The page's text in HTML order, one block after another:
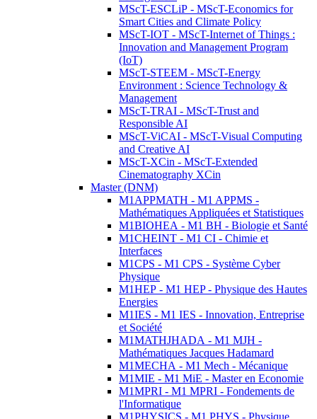
MScT-ESCLiP - MScT-Economics for
Smart Cities and Climate Policy
MScT-IOT - MScT-Internet of Things :
Innovation and Management Program
(IoT)
MScT-STEEM - MScT-Energy
Environment : Science Technology &
Management
MScT-TRAI - MScT-Trust and
Responsible AI
MScT-ViCAI - MScT-Visual Computing
and Creative AI
MScT-XCin - MScT-Extended
Cinematography XCin
Master (DNM)
M1APPMATH - M1 APPMS -
Mathématiques Appliquées et Statistiques
M1BIOHEA - M1 BH - Biologie et Santé
M1CHEINT - M1 CI - Chimie et
Interfaces
M1CPS - M1 CPS - Système Cyber
Physique
M1HEP - M1 HEP - Physique des Hautes
Energies
M1IES - M1 IES - Innovation, Entreprise
et Société
M1MATHJHADA - M1 MJH -
Mathématiques Jacques Hadamard
M1MECHA - M1 Mech - Mécanique
M1MIE - M1 MiE - Master en Economie
M1MPRI - M1 MPRI - Fondements de
l'Informatique
M1PHYSICS - M1 PHYS - Physique